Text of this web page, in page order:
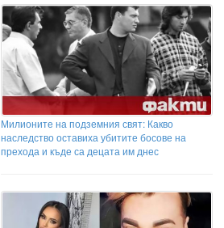
Милионите на подземния свят: Какво
наследство оставиха убитите босове на
прехода и къде са децата им днес